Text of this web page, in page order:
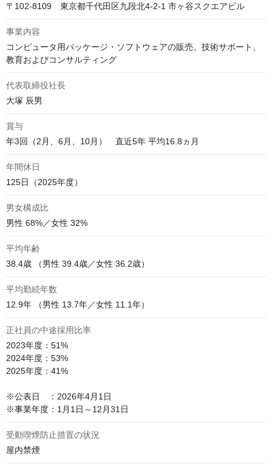
〒102-8109　東京都千代田区九段北4-2-1 市ヶ谷スクエアビル
事業内容
コンピュータ用パッケージ・ソフトウェアの販売、技術サポート、
教育およびコンサルティング
代表取締役社長
大塚 辰男
賞与
年間休日
125日（2025年度）
男女構成比
男性 68%／女性 32%
平均年齢
38.4歳 （男性 39.4歳／女性 36.2歳）
平均勤続年数
12.9年 （男性 13.7年／女性 11.1年）
正社員の中途採用比率
2023年度：51%
2024年度：53%
2025年度：41%
※公表日　：2026年4月1日
受動喫煙防止措置の状況
屋内禁煙